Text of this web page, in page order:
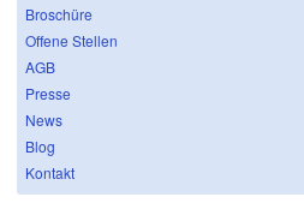
Broschüre
Offene Stellen
AGB
Presse
News
Blog
Kontakt